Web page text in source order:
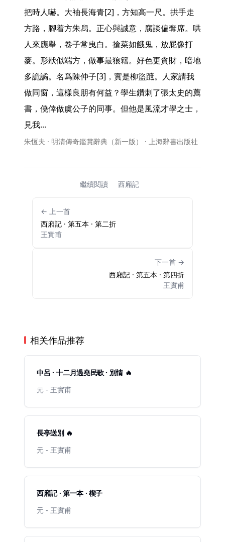
把時人嚇。大袖長海青[2]，方知高一尺。拱手走
方路，腳着方朱舄。正心與誠意，腐談偏奪席。哄
人來應舉，卷子常曳白。搶菜如餓鬼，放屁像打
麥。形狀似端方，做事最狼籍。好色更貪財，暗地
多詭譎。名爲陳仲子[3]，實是柳盜蹠。人家請我
做同窗，這樣良朋有何益？學生鑽刺了張太史的薦
書，僥倖做虞公子的同事。但他是風流才學之士，
見我...
朱恆夫 · 明清傳奇鑑賞辭典（新一版） · 上海辭書出版社
繼續閱讀 西廂記
← 上一首
西廂記 · 第五本 · 第二折
王實甫
下一首 →
西廂記 · 第五本 · 第四折
王實甫
相关作品推荐
中呂 · 十二月過堯民歌 · 別情 🔥
元 - 王實甫
長亭送別 🔥
元 - 王實甫
西廂記 · 第一本 · 楔子
元 - 王實甫